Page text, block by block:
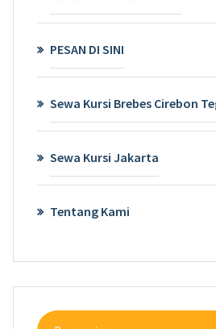
PESAN DI SINI
Sewa Kursi Brebes Cirebon
Sewa Kursi Jakarta
Tentang Kami
Pencarian